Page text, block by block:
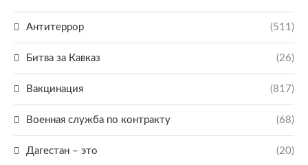
Антитеррор (511)
Битва за Кавказ (26)
Вакцинация (817)
Военная служба по контракту (68)
Дагестан – это (20)